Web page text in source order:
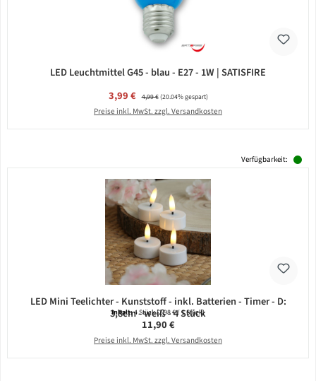
LED Leuchtmittel G45 - blau - E27 - 1W | SATISFIRE
Verkaufspreis:
3,99 € Regulärer Preis:
4,99 €(20.04% gespart)
Preise inkl. MwSt. zzgl. Versandkosten
Verfügbarkeit:
LED Mini Teelichter - Kunststoff - inkl. Batterien - Timer - D:
3,8cm - weiß - 4 Stück
Inhalt:4 Stück(2,98 € / 1 Stück)
Regulärer Preis:
11,90 €
Preise inkl. MwSt. zzgl. Versandkosten